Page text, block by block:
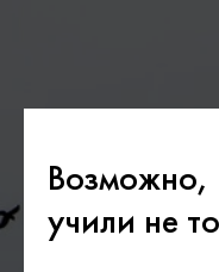
Возможно,
учили не